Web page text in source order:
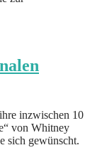
inzwischen 10
von Whitney
sich gewünscht.